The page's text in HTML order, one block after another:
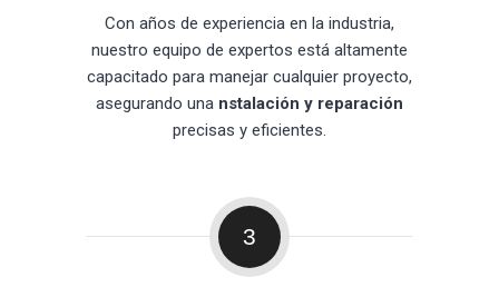
Con años de experiencia en la industria,
nuestro equipo de expertos está altamente
capacitado para manejar cualquier proyecto,
asegurando una nstalación y reparación
precisas y eficientes.
3